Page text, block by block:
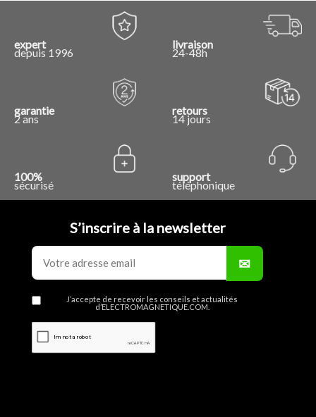
expert
depuis 1996
livraison
24-48h
garantie
2 ans
retours
14 jours
100%
sécurisé
support
téléphonique
S’inscrire à la newsletter
J’accepte de recevoir les conseils et actualités
d’ELECTROMAGNETIQUE.COM.